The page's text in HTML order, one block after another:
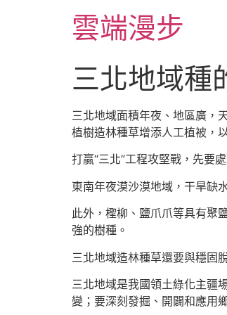
雲端漫步
三北地域種
三北地域面積年夜、地區廣，
植樹造林種草增添人工植被，
打贏“三北”工程攻堅戰，先要
東南年夜漠沙漠地域，干旱缺
此外，檉柳、鹽爪爪等具有聚
強的樹種。
三北地域造林種草還要與穩固
三北地域是我國領土綠化主疆
變；要深刻發掘、開闢和應用